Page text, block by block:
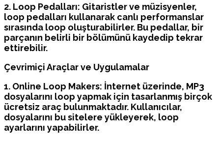
2. Loop Pedalları: Gitaristler ve müzisyenler,
loop pedalları kullanarak canlı performanslar
sırasında loop oluşturabilirler. Bu pedallar, bir
parçanın belirli bir bölümünü kaydedip tekrar
ettirebilir.
Çevrimiçi Araçlar ve Uygulamalar
1. Online Loop Makers: İnternet üzerinde, MP3
dosyalarını loop yapmak için tasarlanmış birçok
ücretsiz araç bulunmaktadır. Kullanıcılar,
dosyalarını bu sitelere yükleyerek, loop
ayarlarını yapabilirler.